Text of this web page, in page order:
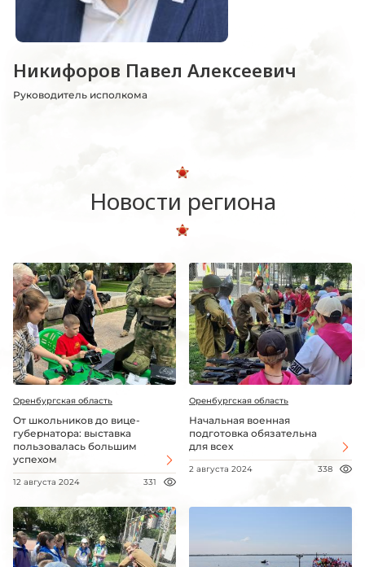
Никифоров Павел Алексеевич
Руководитель исполкома
Новости региона
Оренбургская область
От школьников до вице-
губернатора: выставка
пользовалась большим
успехом
12 августа 2024 331
Оренбургская область
Начальная военная
подготовка обязательна
для всех
2 августа 2024 338